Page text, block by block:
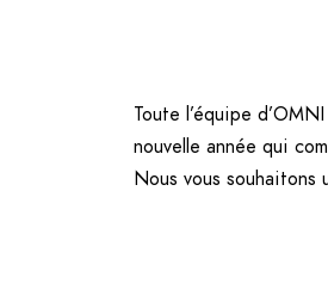
Toute l’équipe
nouvelle année qui
Nous vous